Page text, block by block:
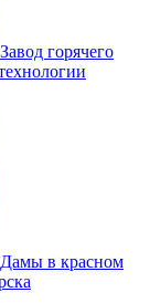
Завод горячего
Дамы в красном